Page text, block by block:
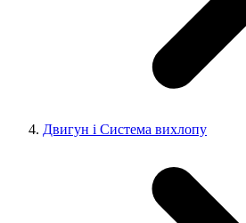
Двигун і Система вихлопу